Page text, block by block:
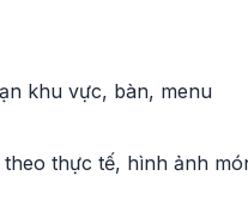
khu vực, bàn, menu
theo thực tế, hình ảnh